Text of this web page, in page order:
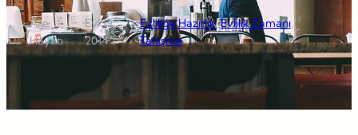
Aile
Hayatı
·
Eyl 19,
2014
·
Evliliğe Hazırlık, Evlilik Zamanı
Tanışma